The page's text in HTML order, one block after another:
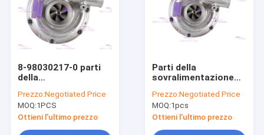
8-98030217-0 parti
della
del motore diesel per
ISUZU 4HK1 SH240-3
Prezzo:Negotiated Price
MOQ:1PCS
Ottieni l'ultimo prezzo
Parti della
sovralimentazione
4HK1 8-98030217-0
Prezzo:Negotiated Price
MOQ:1pcs
Ottieni l'ultimo prezzo